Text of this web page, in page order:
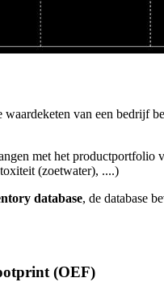
van een bedrijf
met het
(zoetwater), ....)
database, de database
(OEF)